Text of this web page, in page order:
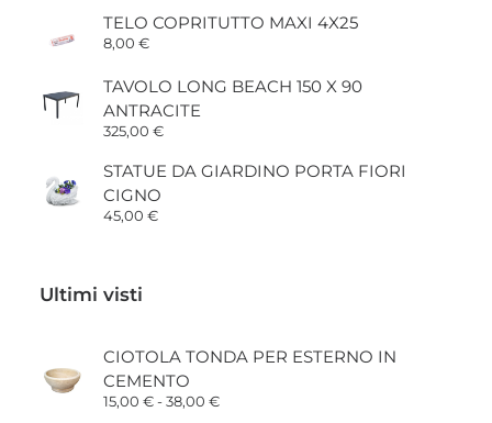
TELO COPRITUTTO MAXI 4X25
8,00 €
TAVOLO LONG BEACH 150 X 90
ANTRACITE
325,00 €
STATUE DA GIARDINO PORTA FIORI
CIGNO
45,00 €
Ultimi visti
CIOTOLA TONDA PER ESTERNO IN
CEMENTO
15,00 €-38,00 €Fascia